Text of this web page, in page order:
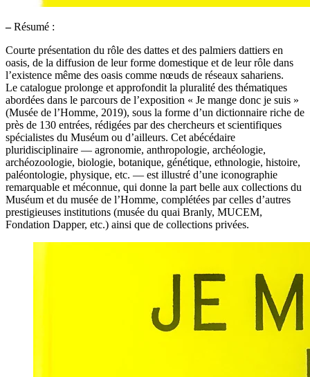
–Résumé :
Courte présentation du rôle des dattes et des palmiers dattiers en
oasis, de la diffusion de leur forme domestique et de leur rôle dans
l’existence même des oasis comme nœuds de réseaux sahariens.
Le catalogue prolonge et approfondit la pluralité des thématiques
abordées dans le parcours de l’exposition « Je mange donc je suis »
(Musée de l’Homme, 2019), sous la forme d’un dictionnaire riche de
près de 130 entrées, rédigées par des chercheurs et scientifiques
spécialistes du Muséum ou d’ailleurs. Cet abécédaire
pluridisciplinaire — agronomie, anthropologie, archéologie,
archéozoologie, biologie, botanique, génétique, ethnologie, histoire,
paléontologie, physique, etc. — est illustré d’une iconographie
remarquable et méconnue, qui donne la part belle aux collections du
Muséum et du musée de l’Homme, complétées par celles d’autres
prestigieuses institutions (musée du quai Branly, MUCEM,
Fondation Dapper, etc.) ainsi que de collections privées.